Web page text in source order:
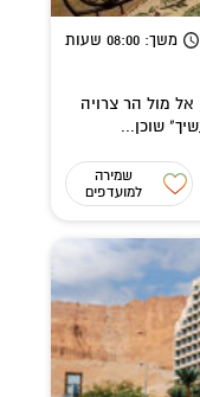
משך: 08:00 שעות
אל מול הר צרויה
שוכן...
שמירה
למועדפים